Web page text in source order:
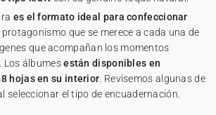
es el formato ideal para confeccionar
protagonismo que se merece a cada una de
que acompañan los momentos
Los álbumesestán disponibles en
hojas en su interior . Revisemos algunas de
seleccionar el tipo de encuadernación.